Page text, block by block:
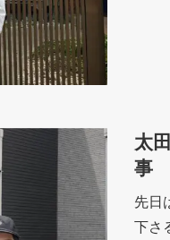
太
事
先日
下さ